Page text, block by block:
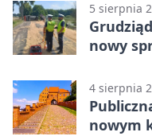
5 sierpnia
nowy
4 sierpnia
nowym